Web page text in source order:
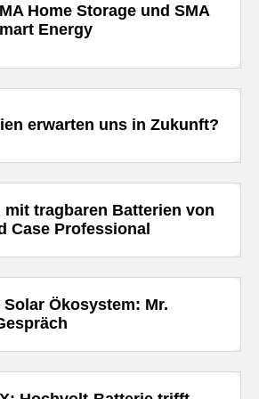
Home Storage und SMA
Energy
erwarten uns in Zukunft?
mit tragbaren Batterien von
Case Professional
Ökosystem: Mr.